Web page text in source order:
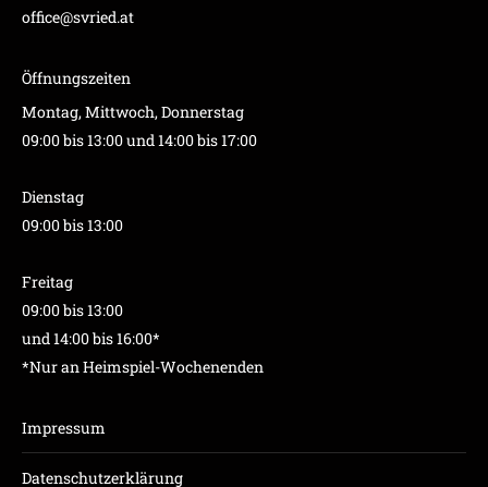
office@svried.at
Öffnungszeiten
Montag, Mittwoch, Donnerstag
09:00 bis 13:00 und 14:00 bis 17:00
Dienstag
09:00 bis 13:00
Freitag
09:00 bis 13:00
und 14:00 bis 16:00*
*Nur an Heimspiel-Wochenenden
Impressum
Datenschutzerklärung